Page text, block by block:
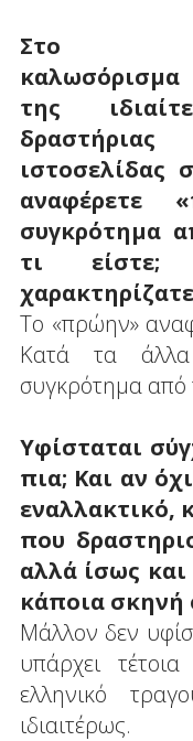
Στο
καλωσόρισμα
της
δραστήριας
ιστοσελίδας
αναφέρετε
συγκρότημα
τι
Το «πρώην»
Κατά τα
συγκρότημα από
Υφίσταται
πια; Και αν
εναλλακτικό,
που
αλλά ίσως
κάποια σκηνή
Μάλλον δεν
υπάρχει
ελληνικό
ιδιαιτέρως.